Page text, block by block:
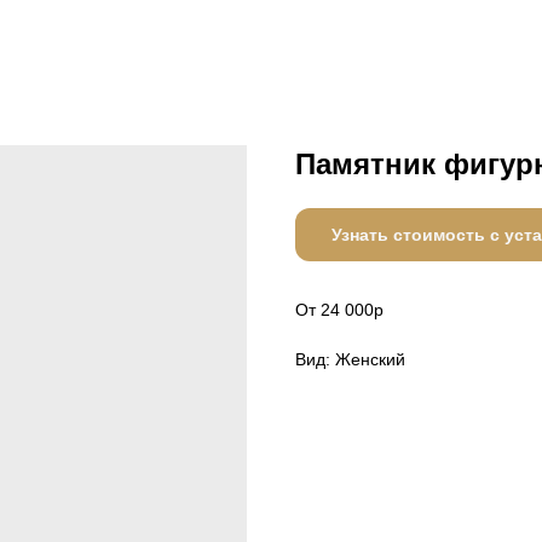
Памятник
Узнать стоимость с
От 24 000р
Вид: Женский